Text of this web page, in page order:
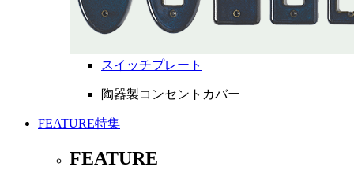
スイッチプレート
陶器製コンセントカバー
FEATURE特集
FEATURE